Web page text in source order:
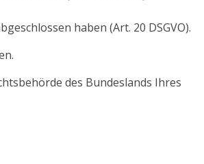
haben (Art. 20 DSGVO).
des Bundeslands Ihres